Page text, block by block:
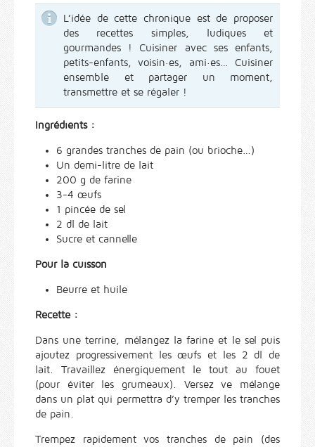
L’idée de cette chronique est de proposer
des recettes simples, ludiques et
gourmandes ! Cuisiner avec ses enfants,
petits-enfants, voisin·es, ami·es… Cuisiner
ensemble et partager un moment,
transmettre et se régaler !
Ingrédients :
6 grandes tranches de pain (ou brioche…)
Un demi-litre de lait
200 g de farine
3-4 œufs
1 pincée de sel
2 dl de lait
Sucre et cannelle
Pour la cuisson
Beurre et huile
Recette :
Dans une terrine, mélangez la farine et le sel puis
ajoutez progressivement les œufs et les 2 dl de
lait. Travaillez énergiquement le tout au fouet
(pour éviter les grumeaux). Versez ve mélange
dans un plat qui permettra d’y tremper les tranches
de pain.
Trempez rapidement vos tranches de pain (des